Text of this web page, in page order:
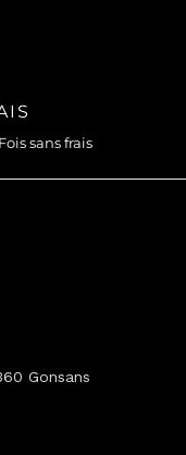
sans frais
Gonsans